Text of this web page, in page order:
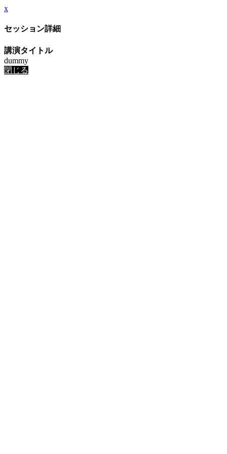
x
セッション詳細
講演タイトル
dummy
閉じる